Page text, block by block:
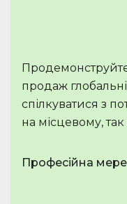
продаж
спілкуватися з
на місцевому,
Професійна